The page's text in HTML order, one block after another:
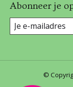
Abonneer je
©